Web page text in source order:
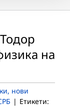
на
нови
| Етикети: